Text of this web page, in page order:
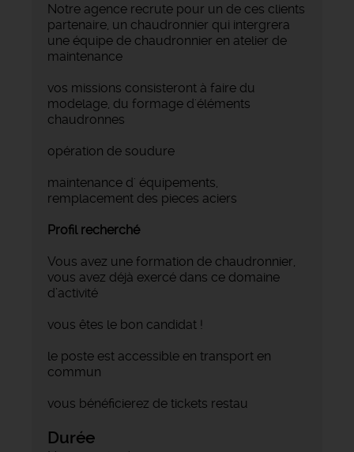
Notre agence recrute pour un de ces clients
partenaire, un chaudronnier qui intergrera
une équipe de chaudronnier en atelier de
maintenance
vos missions consisteront à faire du
modelage, du formage d'éléments
chaudronnes
opération de soudure
maintenance d' équipements,
remplacement des pieces aciers
Profil recherché
Vous avez une formation de chaudronnier,
vous avez déjà exercé dans ce domaine
d’activité
vous êtes le bon candidat !
le poste est accessible en transport en
commun
vous bénéficierez de tickets restau
Durée